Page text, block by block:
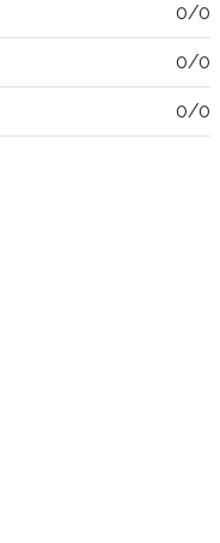
0/0
0/0
0/0